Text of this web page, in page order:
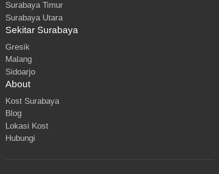
Surabaya Timur
Surabaya Utara
Sekitar Surabaya
Gresik
Malang
Sidoarjo
About
Kost Surabaya
Blog
Lokasi Kost
Hubungi